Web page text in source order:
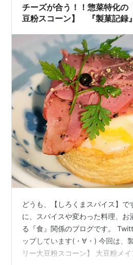
チーズが合う！！惣菜特化の
豆粉スコーン】 『製菓記録』
どうも、【しろくまスパイス】で
に、スパイスや変わった料理、お
る『食』関係のブログです。
ップしています(・∀・) 今回は、
リー大豆粉スコーン】 大豆粉メ